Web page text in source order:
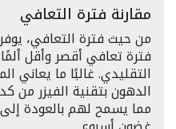
مقارنة فترة التعافي
من حيث فترة التعافي،
فترة تعافي أقصر وأقل
التقليدي. غالبًا ما
الدهون بتقنية الفيزر من
مما يسمح لهم بالعودة